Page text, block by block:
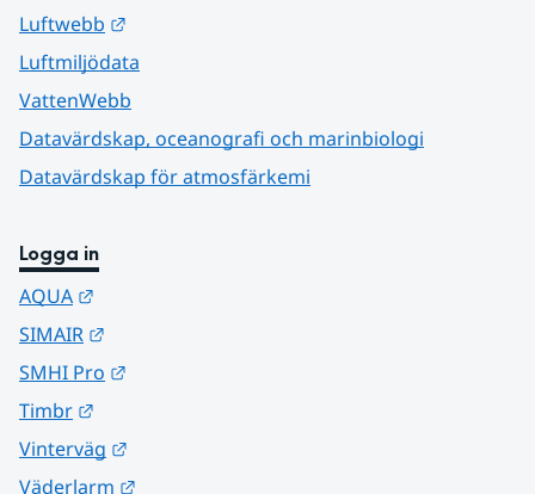
Luftwebb
Luftmiljödata
VattenWebb
Datavärdskap, oceanografi och marinbiologi
Datavärdskap för atmosfärkemi
Logga in
AQUA
SIMAIR
SMHI Pro
Timbr
Vinterväg
Väderlarm